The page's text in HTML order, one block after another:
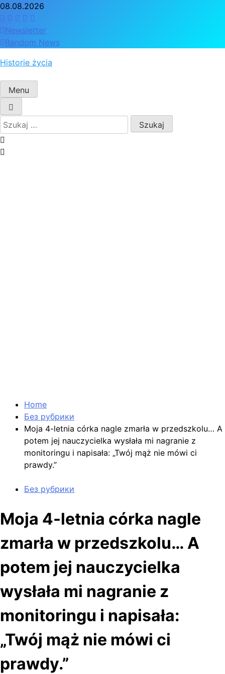
Skip
to
content
08.08.2026
Newsletter
Random News
Historie życia
Menu
Szukaj:
Home
Без рубрики
Moja 4-letnia córka nagle zmarła w przedszkolu… A
potem jej nauczycielka wysłała mi nagranie z
monitoringu i napisała: „Twój mąż nie mówi ci
prawdy.”
Без рубрики
Moja 4-letnia córka nagle
zmarła w przedszkolu… A
potem jej nauczycielka
wysłała mi nagranie z
monitoringu i napisała:
„Twój mąż nie mówi ci
prawdy.”